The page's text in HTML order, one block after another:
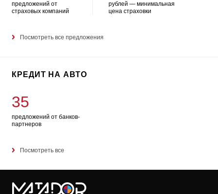
предложений от
страховых компаний
рублей — минимальная
цена страховки
Посмотреть все предложения
КРЕДИТ НА АВТО
35
предложений от банков-
партнеров
Посмотреть все